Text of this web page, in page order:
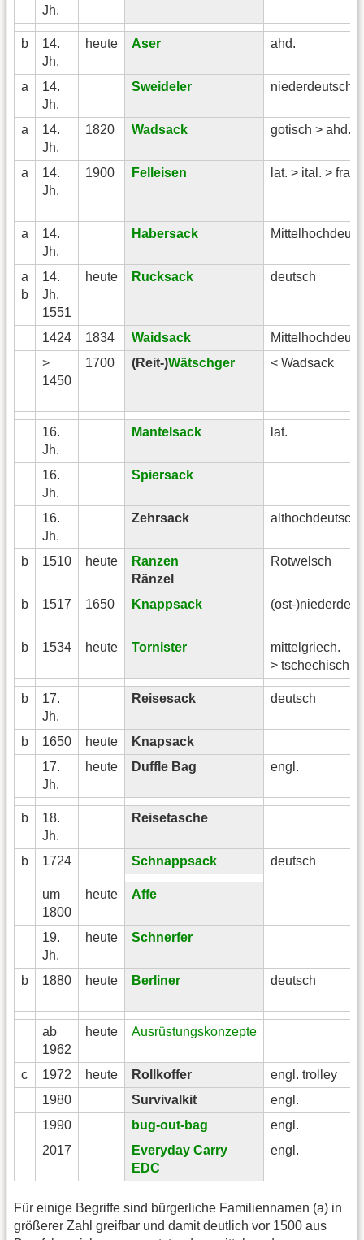
Jh.
b
14.
Jh.
heute Aser ahd.
a
14.
Jh.
Sweideler niederdeutsch
a
14.
Jh.
1820 Wadsack gotisch > ahd.
a
14.
Jh.
1900 Felleisen lat. > ital. >
a
14.
Jh.
Habersack
a
b
14.
Jh.
1551
heute Rucksack deutsch
1424 1834 Waidsack
>
1450
1700 (Reit-)Wätschger < Wadsack
16.
Jh.
Mantelsack lat.
16.
Jh.
Spiersack
16.
Jh.
Zehrsack althochdeutsch
b 1510 heute
Ranzen
Ränzel
Rotwelsch
b 1517 1650 Knappsack (ost-
b 1534 heute Tornister
mittelgriech.
> tschechisch
b
17.
Jh.
Reisesack deutsch
b 1650 heute
Knapsack
17.
Jh.
heute Duffle Bag engl.
b
18.
Jh.
Reisetasche
b 1724 Schnappsack deutsch
um
1800
heute Affe
19.
Jh.
heute Schnerfer
b 1880 heute Berliner deutsch
ab
1962
heute Ausrüstungskonzepte
c 1972 heute Rollkoffer
engl. trolley
1980
Survivalkit
engl.
1990
bug-out-bag
engl.
2017
Everyday Carry
EDC
engl.
Für einige Begriffe sind bürgerliche Familiennamen (a) in
größerer Zahl greifbar und damit deutlich vor 1500 aus